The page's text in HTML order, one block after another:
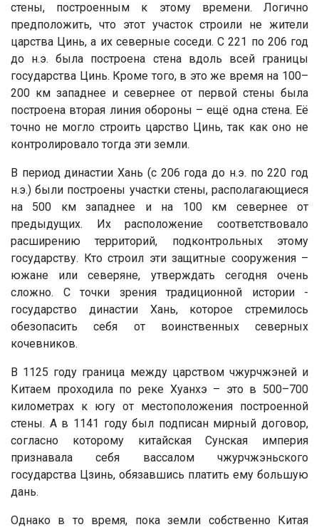
стены, построенным к этому времени. Логично
предположить, что этот участок строили не жители
царства Цинь, а их северные соседи. С 221 по 206 год
до н.э. была построена стена вдоль всей границы
государства Цинь. Кроме того, в это же время на 100–
200 км западнее и севернее от первой стены была
построена вторая линия обороны – ещё одна стена. Её
точно не могло строить царство Цинь, так как оно не
контролировало тогда эти земли.
В период династии Хань (с 206 года до н.э. по 220 год
н.э.) были построены участки стены, располагающиеся
на 500 км западнее и на 100 км севернее от
предыдущих. Их расположение соответствовало
расширению территорий, подконтрольных этому
государству. Кто строил эти защитные сооружения –
южане или северяне, утверждать сегодня очень
сложно. С точки зрения традиционной истории -
государство династии Хань, которое стремилось
обезопасить себя от воинственных северных
кочевников.
В 1125 году граница между царством чжурчжэней и
Китаем проходила по реке Хуанхэ – это в 500–700
километрах к югу от местоположения построенной
стены. А в 1141 году был подписан мирный договор,
согласно которому китайская Сунская империя
признавала себя вассалом чжурчжэньского
государства Цзинь, обязавшись платить ему большую
дань.
Однако в то время, пока земли собственно Китая